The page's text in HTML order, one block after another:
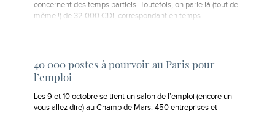
concernent des temps partiels. Toutefois, on parle là (tout de
même !) de 32 000 CDI, correspondant en temps…
40 000 postes à pourvoir au Paris pour
l’emploi
Les 9 et 10 octobre se tient un salon de l’emploi (encore un
vous allez dire) au Champ de Mars. 450 entreprises et